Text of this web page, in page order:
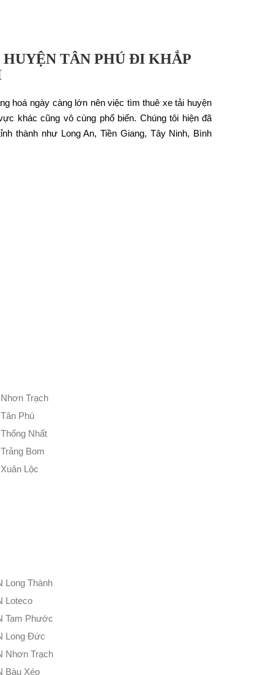
TÂN PHÚ ĐI KHẮP
hoá ngày càng lớn nên việc tìm thuê xe tải huyện
khác cũng vô cùng phổ biến. Chúng tôi hiện đã
thành như Long An, Tiền Giang, Tây Ninh, Bình
Trạch
Phú
Nhất
Bom
Lộc
Long Thành
Loteco
Tam Phước
Long Đức
Nhơn Trạch
Bàu Xéo